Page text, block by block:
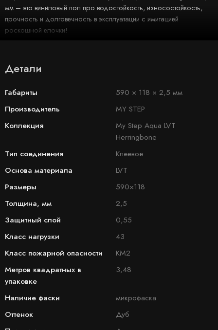
мм – это виниловый пол про водостойкость, износостойкость,
прочность и долговечность в эксплуатации с имитацией
роскошной елочки!
Детали
Габариты
590 × 118 × 2,5 мм
Производитель
MY STEP
Коллекция
My Step Aqua LVT
Herringbone
Тип соединения
Клеевое
Основа материала
LVT
Размеры
590×118
Толщина, мм
2,5
Защитный слой
0,55
Класс нагрузки
43
Класс пожарной опасности
КМ2
Метров квадратных в
упаковке
3,48
Наличие фаски
микрофаска
Оттенок
Дуб